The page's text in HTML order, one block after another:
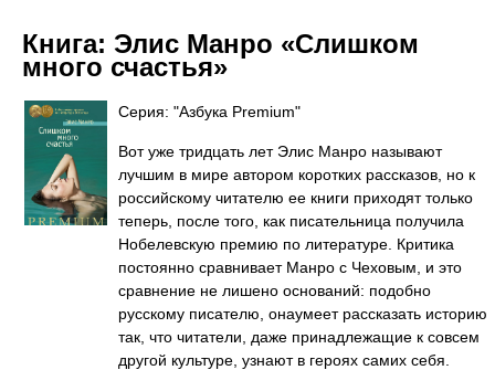
Книга: Элис Манро «Слишком
много счастья»
Серия: "Азбука Premium"
Вот уже тридцать лет Элис Манро называют
лучшим в мире автором коротких рассказов, но к
российскому читателю ее книги приходят только
теперь, после того, как писательница получила
Нобелевскую премию по литературе. Критика
постоянно сравнивает Манро с Чеховым, и это
сравнение не лишено оснований: подобно
русскому писателю, онаумеет рассказать историю
так, что читатели, даже принадлежащие к совсем
другой культуре, узнают в героях самих себя.